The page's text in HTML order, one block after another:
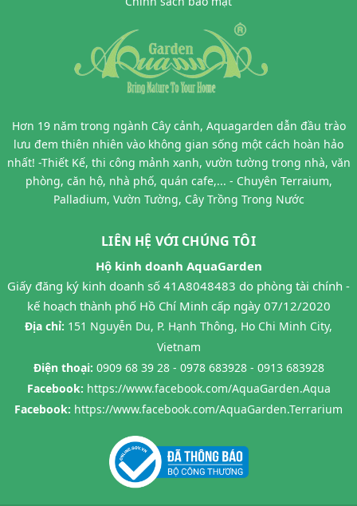
Hơn 19 năm trong ngành Cây cảnh, Aquagarden dẫn đầu trào
lưu đem thiên nhiên vào không gian sống một cách hoàn hảo
nhất! -Thiết Kế, thi công mảnh xanh, vườn tường trong nhà, văn
phòng, căn hộ, nhà phố, quán cafe,... - Chuyên Terraium,
Palladium, Vườn Tường, Cây Trồng Trong Nước
LIÊN HỆ VỚI CHÚNG TÔI
Hộ kinh doanh AquaGarden
Giấy đăng ký kinh doanh số 41A8048483 do phòng tài chính -
kế hoạch thành phố Hồ Chí Minh cấp ngày 07/12/2020
Địa chỉ: 151 Nguyễn Du, P. Hạnh Thông, Ho Chi Minh City,
Vietnam
Điện thoại: 0909 68 39 28 - 0978 683928 - 0913 683928
Facebook: https://www.facebook.com/AquaGarden.Aqua
Facebook: https://www.facebook.com/AquaGarden.Terrarium